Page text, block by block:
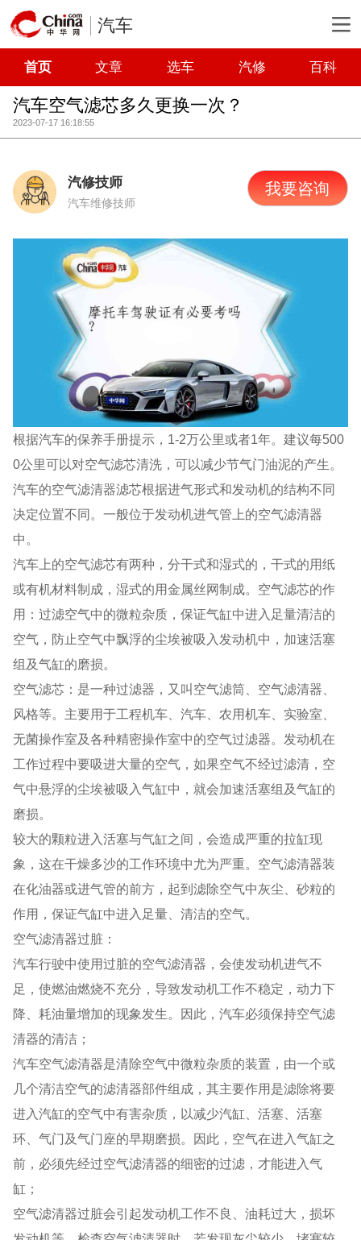
汽车
首页 文章 选车 汽修 百科
汽车空气滤芯多久更换一次？
2023-07-17 16:18:55
汽修技师
汽车维修技师
我要咨询
根据汽车的保养手册提示，1-2万公里或者1年。建议每500
0公里可以对空气滤芯清洗，可以减少节气门油泥的产生。
汽车的空气滤清器滤芯根据进气形式和发动机的结构不同
决定位置不同。一般位于发动机进气管上的空气滤清器
中。
汽车上的空气滤芯有两种，分干式和湿式的，干式的用纸
或有机材料制成，湿式的用金属丝网制成。空气滤芯的作
用：过滤空气中的微粒杂质，保证气缸中进入足量清洁的
空气，防止空气中飘浮的尘埃被吸入发动机中，加速活塞
组及气缸的磨损。
空气滤芯：是一种过滤器，又叫空气滤筒、空气滤清器、
风格等。主要用于工程机车、汽车、农用机车、实验室、
无菌操作室及各种精密操作室中的空气过滤器。发动机在
工作过程中要吸进大量的空气，如果空气不经过滤清，空
气中悬浮的尘埃被吸入气缸中，就会加速活塞组及气缸的
磨损。
较大的颗粒进入活塞与气缸之间，会造成严重的拉缸现
象，这在干燥多沙的工作环境中尤为严重。空气滤清器装
在化油器或进气管的前方，起到滤除空气中灰尘、砂粒的
作用，保证气缸中进入足量、清洁的空气。
空气滤清器过脏：
汽车行驶中使用过脏的空气滤清器，会使发动机进气不
足，使燃油燃烧不充分，导致发动机工作不稳定，动力下
降、耗油量增加的现象发生。因此，汽车必须保持空气滤
清器的清洁；
汽车空气滤清器是清除空气中微粒杂质的装置，由一个或
几个清洁空气的滤清器部件组成，其主要作用是滤除将要
进入汽缸的空气中有害杂质，以减少汽缸、活塞、活塞
环、气门及气门座的早期磨损。因此，空气在进入气缸之
前，必须先经过空气滤清器的细密的过滤，才能进入气
缸；
空气滤清器过脏会引起发动机工作不良、油耗过大，损坏